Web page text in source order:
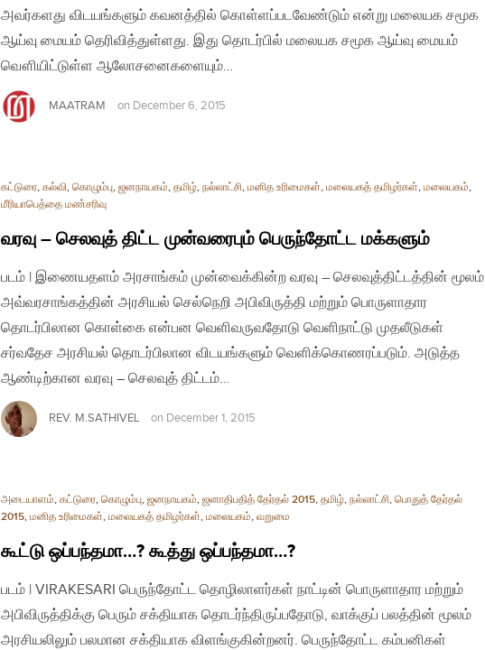
அவர்களது விடயங்களும் கவனத்தில் கொள்ளப்படவேண்டும் என்று மலையக சமூக
ஆய்வு மையம் தெரிவித்துள்ளது. இது தொடர்பில் மலையக சமூக ஆய்வு மையம்
வௌியிட்டுள்ள ஆலோசனைகளையும்…
MAATRAM on December 6, 2015
கட்டுரை, கல்வி, கொழும்பு, ஜனநாயகம், தமிழ், நல்லாட்சி, மனித உரிமைகள், மலையகத் தமிழர்கள், மலையகம்,
மீரியாபெத்தை மண்சரிவு
வரவு – செலவுத் திட்ட முன்வரைபும் பெருந்தோட்ட மக்களும்
படம் | இணையதளம் அரசாங்கம் முன்வைக்கின்ற வரவு – செலவுத்திட்டத்தின் மூலம்
அவ்வரசாங்கத்தின் அரசியல் செல்நெறி அபிவிருத்தி மற்றும் பொருளாதார
தொடர்பிலான கொள்கை என்பன வெளிவருவதோடு வெளிநாட்டு முதலீடுகள்
சர்வதேச அரசியல் தொடர்பிலான விடயங்களும் வெளிக்கொணரப்படும். அடுத்த
ஆண்டிற்கான வரவு – செலவுத் திட்டம்…
REV. M.SATHIVEL on December 1, 2015
அடையாளம், கட்டுரை, கொழும்பு, ஜனநாயகம், ஜனாதிபதித் தேர்தல் 2015, தமிழ், நல்லாட்சி, பொதுத் தேர்தல்
2015, மனித உரிமைகள், மலையகத் தமிழர்கள், மலையகம், வறுமை
கூட்டு ஒப்பந்தமா…? கூத்து ஒப்பந்தமா…?
படம் | VIRAKESARI பெருந்தோட்ட தொழிலாளர்கள் நாட்டின் பொருளாதார மற்றும்
அபிவிருத்திக்கு பெரும் சக்தியாக தொடர்ந்திருப்பதோடு, வாக்குப் பலத்தின் மூலம்
அரசியலிலும் பலமான சக்தியாக விளங்குகின்றனர். பெருந்தோட்ட கம்பனிகள்